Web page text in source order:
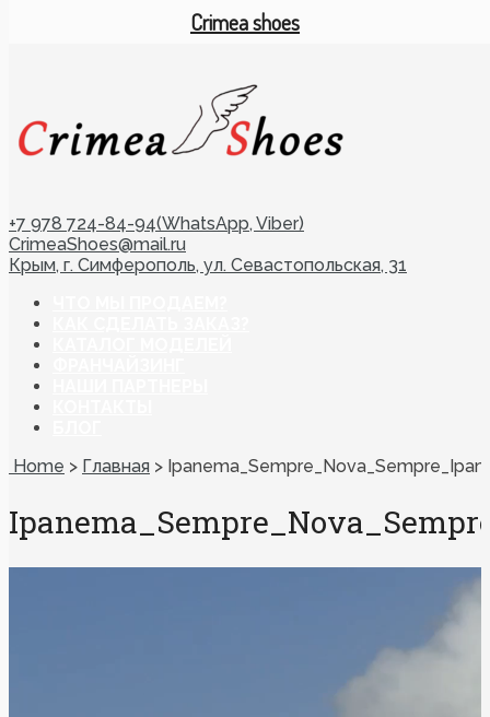
+7 978 724-84-94(WhatsApp, Viber)
CrimeaShoes@mail.ru
Крым, г. Симферополь, ул. Севастопольская, 31
Home > Главная >
Crimea shoes